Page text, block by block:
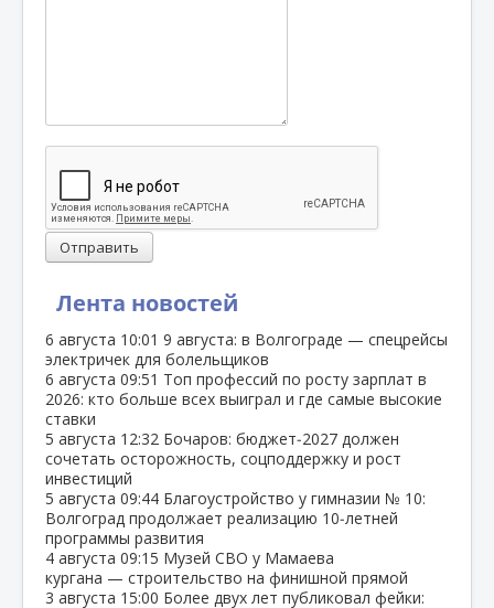
Лента новостей
6 августа 10:01 9 августа: в Волгограде — спецрейсы
электричек для болельщиков
6 августа 09:51 Топ профессий по росту зарплат в
2026: кто больше всех выиграл и где самые высокие
ставки
5 августа 12:32 Бочаров: бюджет‑2027 должен
сочетать осторожность, соцподдержку и рост
инвестиций
5 августа 09:44 Благоустройство у гимназии № 10:
Волгоград продолжает реализацию 10‑летней
программы развития
4 августа 09:15 Музей СВО у Мамаева
кургана — строительство на финишной прямой
3 августа 15:00 Более двух лет публиковал фейки:
Отправить